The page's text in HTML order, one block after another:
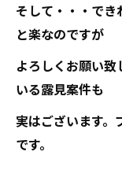
そして・・・で
と楽なのですが
よろしくお願い
いる露見案件も
実はございます。
です。